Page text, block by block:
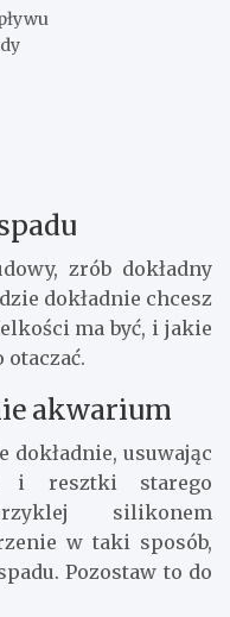
zrób dokładny
dokładnie chcesz
ma być, i jakie
otaczać.
akwarium
dokładnie, usuwając
i resztki starego
silikonem
w taki sposób,
Pozostaw to do